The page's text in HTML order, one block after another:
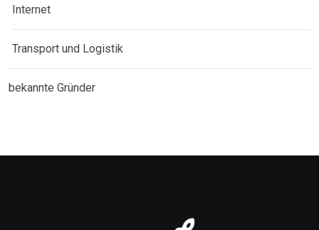
Internet
Transport und Logistik
bekannte Gründer